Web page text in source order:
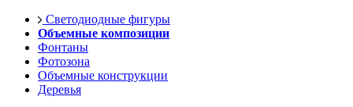
Светодиодные фигуры
Объемные композиции
Фонтаны
Фотозона
Объемные конструкции
Деревья